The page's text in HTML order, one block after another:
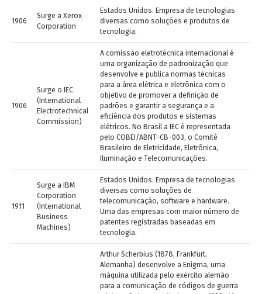
1906
Surge a Xerox
Corporation
Estados Unidos. Empresa de tecnologias
diversas como soluções e produtos de
tecnologia.
1906
Surge o IEC
(International
Electrotechnical
Commission)
A comissão eletrotécnica internacional é
uma organização de padronização que
desenvolve e publica normas técnicas
para a área elétrica e eletrônica com o
objetivo de promover a definição de
padrões e garantir a segurança e a
eficiência dos produtos e sistemas
elétricos. No Brasil a IEC é representada
pelo COBEI/ABNT-CB-003, o Comitê
Brasileiro de Eletricidade, Eletrônica,
Iluminação e Telecomunicações.
1911
Surge a IBM
Corporation
(International
Business
Machines)
Estados Unidos. Empresa de tecnologias
diversas como soluções de
telecomunicação, software e hardware.
Uma das empresas com maior número de
patentes registradas baseadas em
tecnologia.
Arthur Scherbius (1878, Frankfurt,
Alemanha) desenvolve a Enigma, uma
máquina utilizada pelo exército alemão
para a comunicação de códigos de guerra